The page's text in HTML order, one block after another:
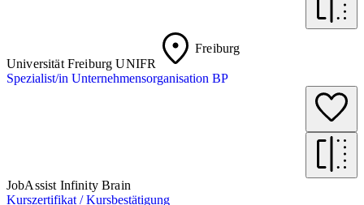
Universität Freiburg UNIFR
Freiburg
Spezialist/in Unternehmensorganisation BP
JobAssist Infinity Brain
Kurszertifikat / Kursbestätigung